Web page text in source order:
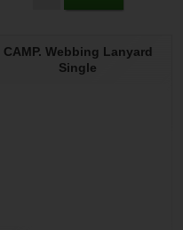
CAMP. Webbing Lanyard
Single